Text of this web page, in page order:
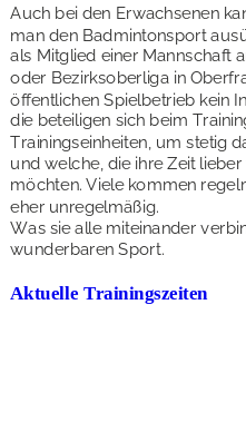
Auch bei den Erwachsenen
man den Badmintonsport
als Mitglied einer Mannschaft
oder Bezirksoberliga in
öffentlichen Spielbetrieb kein
die beteiligen sich beim
Trainingseinheiten, um stetig
und welche, die ihre Zeit
möchten. Viele kommen
eher unregelmäßig.
Was sie alle miteinander
wunderbaren Sport.
Aktuelle Trainingszeiten